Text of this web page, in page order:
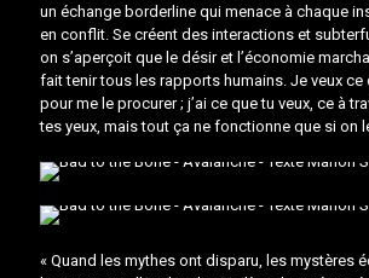
un échange borderline qui menace à chaque
en conflit. Se créent des interactions et
on s’aperçoit que le désir et l’économie
fait tenir tous les rapports humains. Je veux ce
pour me le procurer ; j’ai ce que tu veux, ce à
tes yeux, mais tout ça ne fonctionne que si on
« Quand les mythes ont disparu, les mystères